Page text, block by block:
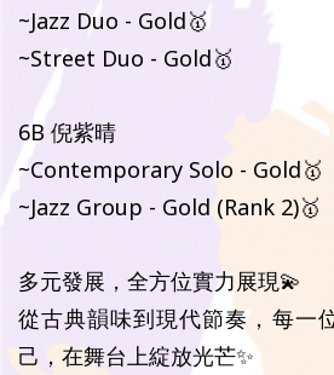
~Jazz Duo - Gold🥇
~Street Duo - Gold🥇
6B 倪紫晴
~Contemporary Solo - Gold🥇
~Jazz Group - Gold (Rank 2)🥇
多元發展，全方位實力展現💫
從古典韻味到現代節奏，每一
己，在舞台上綻放光芒✨